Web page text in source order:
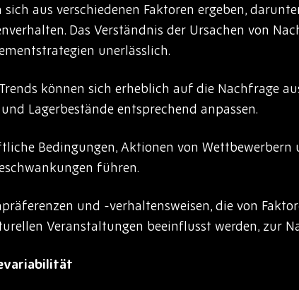
aus verschiedenen Faktoren ergeben,
Das Verständnis der Ursachen von
unerlässlich.
können sich erheblich auf die Nachfrage
Lagerbestände entsprechend anpassen.
Bedingungen, Aktionen von
führen.
und -verhaltensweisen, die von
Veranstaltungen beeinflusst werden, zur